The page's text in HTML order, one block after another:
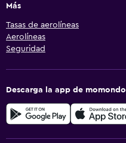
Más
Tasas de aerolíneas
Aerolíneas
Seguridad
Descarga la app de momondo